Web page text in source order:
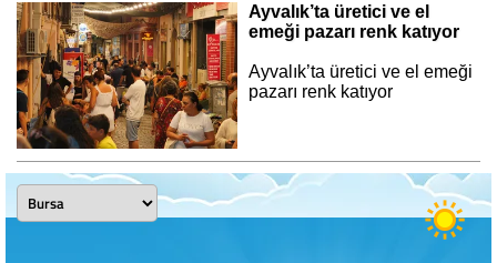
Ayvalık’ta üretici ve el
emeği pazarı renk katıyor
Ayvalık’ta üretici ve el emeği
pazarı renk katıyor